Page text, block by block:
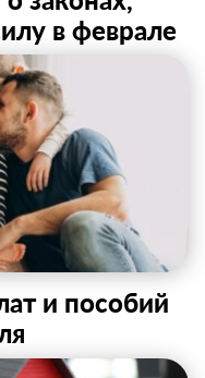
в феврале
и пособий